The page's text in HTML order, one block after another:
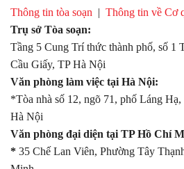
Thông tin tòa soạn | Thông tin về Cơ
Trụ sở Tòa soạn:
Tầng 5 Cung Trí thức thành phố, số 1
Cầu Giấy, TP Hà Nội
Văn phòng làm việc tại Hà Nội:
*Tòa nhà số 12, ngõ 71, phố Láng
Hà Nội
Văn phòng đại diện tại TP Hồ Chí
* 35 Chế Lan Viên, Phường Tây